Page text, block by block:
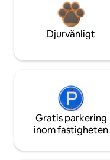
Djurvänligt
Gratis parkering
inom fastigheten